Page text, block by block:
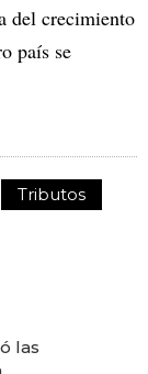
del crecimiento
país se
Tributos
las